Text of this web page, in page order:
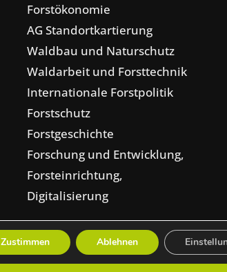
Forstökonomie
AG Standortkartierung
Waldbau und Naturschutz
Waldarbeit und Forsttechnik
Internationale Forstpolitik
Forstschutz
Forstgeschichte
Forschung und Entwicklung,
Forsteinrichtung,
Digitalisierung
Zustimmen Ablehnen